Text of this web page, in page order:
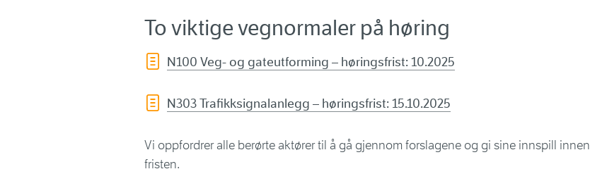
To viktige vegnormaler på høring
N100 Veg- og gateutforming – høringsfrist: 10.2025
N303 Trafikksignalanlegg – høringsfrist: 15.10.2025
Vi oppfordrer alle berørte aktører til å gå gjennom forslagene og gi sine innspill innen
fristen.